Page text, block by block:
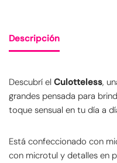
Descripción
Descubrí el Culotteless,
grandes pensada para
toque sensual en tu día a
Está confeccionado con
con microtul y detalles en